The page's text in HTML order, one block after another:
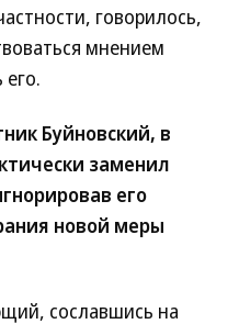
говорилось,
мнением
Буйновский, в
заменил
его
новой меры
сославшись на